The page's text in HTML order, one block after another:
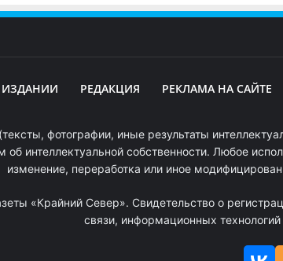
РЕДАКЦИЯ РЕКЛАМА НА САЙТЕ
фотографии, иные результаты
об интеллектуальной собственности. Любое
изменение, переработка или иное
«Крайний Север». Свидетельство о
связи, информационных